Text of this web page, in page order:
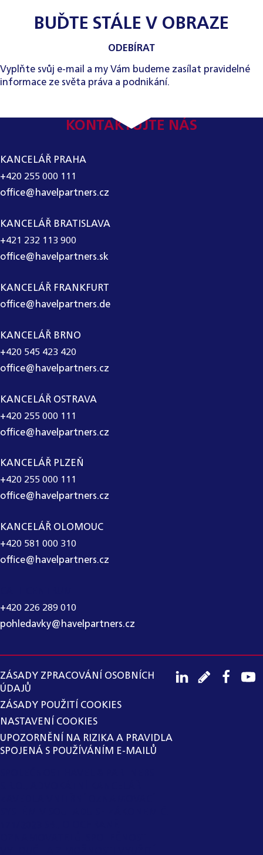
BUĎTE STÁLE V OBRAZE
ODEBÍRAT
Vyplňte svůj e-mail a my Vám budeme zasílat pravidelné
informace ze světa práva a podnikání.
KONTAKTUJTE NÁS
KANCELÁŘ PRAHA
+420 255 000 111
office@havelpartners.cz
KANCELÁŘ BRATISLAVA
+421 232 113 900
office@havelpartners.sk
KANCELÁŘ FRANKFURT
office@havelpartners.de
KANCELÁŘ BRNO
+420 545 423 420
office@havelpartners.cz
KANCELÁŘ OSTRAVA
+420 255 000 111
office@havelpartners.cz
KANCELÁŘ PLZEŇ
+420 255 000 111
office@havelpartners.cz
KANCELÁŘ OLOMOUC
+420 581 000 310
office@havelpartners.cz
+420 226 289 010
pohledavky@havelpartners.cz
ZÁSADY ZPRACOVÁNÍ OSOBNÍCH
ÚDAJŮ
ZÁSADY POUŽITÍ COOKIES
NASTAVENÍ COOKIES
UPOZORNĚNÍ NA RIZIKA A PRAVIDLA
SPOJENÁ S POUŽÍVÁNÍM E-MAILŮ